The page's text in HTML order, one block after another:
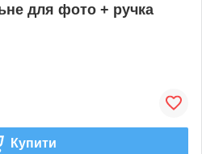
для фото + ручка
Купити